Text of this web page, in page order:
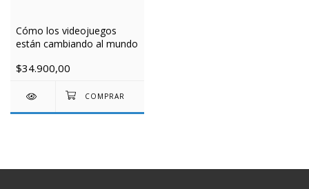
Cómo los videojuegos
están cambiando al mundo
$34.900,00